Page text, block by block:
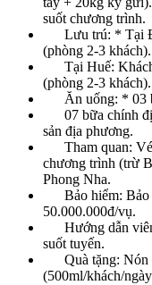
suốt chương trình.
Lưu trú: * Tại
(phòng 2-3 khách).
Tại Huế:
(phòng 2-3 khách).
Ăn uống: * 03
07 bữa chính
sản địa phương.
Tham quan:
chương trình (trừ
Phong Nha.
Bảo hiểm:
50.000.000đ/vụ.
Hướng dẫn
suốt tuyến.
Quà tặng:
(500ml/khách/